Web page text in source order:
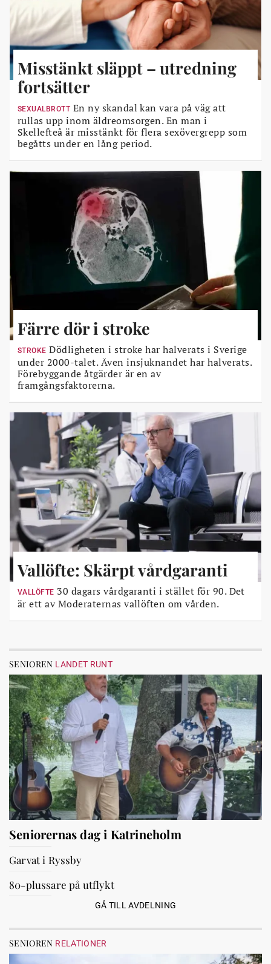
Misstänkt släppt – utredning
fortsätter
SEXUALBROTT En ny skandal kan vara på väg att
rullas upp inom äldreomsorgen. En man i
Skellefteå är misstänkt för flera sexövergrepp som
begåtts under en lång period.
Färre dör i stroke
STROKE Dödligheten i stroke har halverats i Sverige
under 2000-talet. Även insjuknandet har halverats.
Förebyggande åtgärder är en av
framgångsfaktorerna.
Vallöfte: Skärpt vårdgaranti
VALLÖFTE 30 dagars vårdgaranti i stället för 90. Det
är ett av Moderaternas vallöften om vården.
SENIOREN LANDET RUNT
Seniorernas dag i Katrineholm
Garvat i Ryssby
80-plussare på utflykt
GÅ TILL AVDELNING
SENIOREN RELATIONER